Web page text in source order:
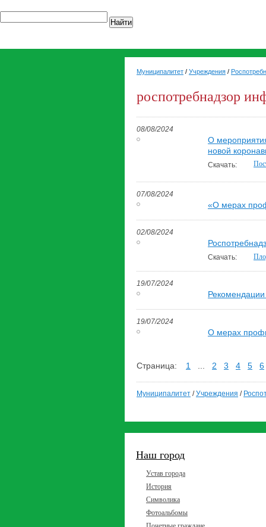
Найти
Муниципалитет / Учреждения /
роспотребнадзор
08/08/2024
О
новой
Скачать:
07/08/2024
«О мерах
02/08/2024
Скачать:
19/07/2024
19/07/2024
О мерах
Страница: 1 2 3 4 5 6
Муниципалитет /Учреждения /
Наш город
Устав города
История
Символика
Фотоальбомы